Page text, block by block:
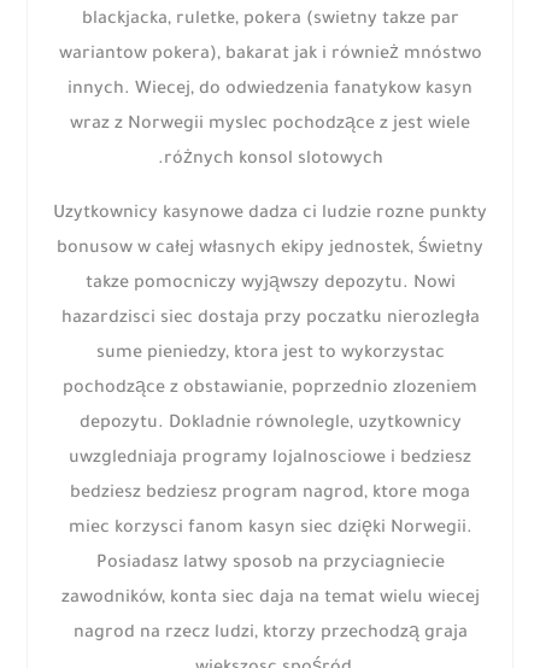
blackjacka, ruletke, pokera (swietny takze par
wariantow pokera), bakarat jak i również mnóstwo
innych. Wiecej, do odwiedzenia fanatykow kasyn
wraz z Norwegii myslec pochodzące z jest wiele
różnych konsol slotowych.
Uzytkownicy kasynowe dadza ci ludzie rozne punkty
bonusow w całej własnych ekipy jednostek, świetny
takze pomocniczy wyjąwszy depozytu. Nowi
hazardzisci siec dostaja przy poczatku nierozległa
sume pieniedzy, ktora jest to wykorzystac
pochodzące z obstawianie, poprzednio zlozeniem
depozytu. Dokladnie równolegle, uzytkownicy
uwzgledniaja programy lojalnosciowe i bedziesz
bedziesz bedziesz program nagrod, ktore moga
miec korzysci fanom kasyn siec dzięki Norwegii.
Posiadasz latwy sposob na przyciagniecie
zawodników, konta siec daja na temat wielu wiecej
nagrod na rzecz ludzi, ktorzy przechodzą graja